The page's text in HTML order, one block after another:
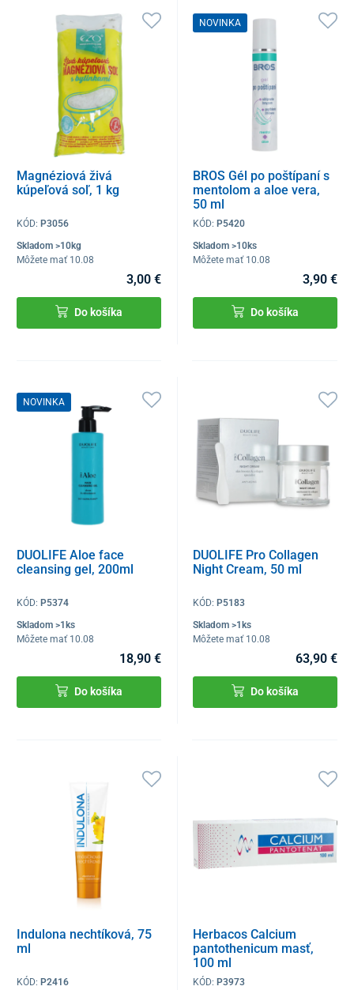
Magnéziová živá
kúpeľová soľ, 1 kg
KÓD: P3056
Skladom >10kg
Môžete mať 10.08
3,00 €
Do košíka
NOVINKA
BROS Gél po poštípaní s
mentolom a aloe vera,
50 ml
KÓD:P5420
Skladom >10ks
Môžete mať 10.08
3,90 €
Do košíka
NOVINKA
DUOLIFE Aloe face
cleansing gel, 200ml
KÓD: P5374
Skladom >1ks
Môžete mať 10.08
18,90 €
Do košíka
DUOLIFE Pro Collagen
Night Cream, 50 ml
KÓD:P5183
Skladom >1ks
Môžete mať 10.08
63,90 €
Do košíka
Indulona nechtíková, 75
ml
KÓD: P2416
Herbacos Calcium
pantothenicum masť,
100 ml
KÓD:P3973